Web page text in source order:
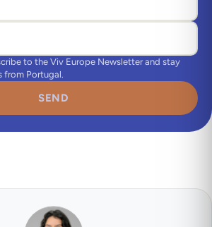
to the Viv Europe Newsletter and stay
from Portugal.
SEND